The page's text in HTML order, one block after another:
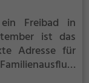
Freibad in
ist das
Adresse für